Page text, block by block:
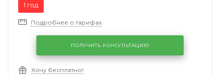
1 год
Подробнее о тарифах
ПОЛУЧИТЬ КОНСУЛЬТАЦИЮ
Хочу бесплатно!